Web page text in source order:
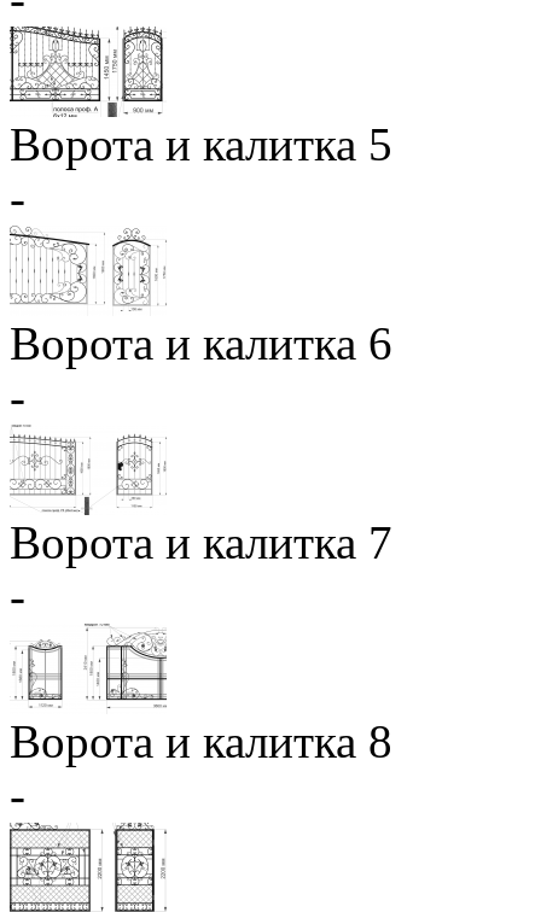
Ворота и калитка 5
-
Ворота и калитка 6
-
Ворота и калитка 7
-
Ворота и калитка 8
-